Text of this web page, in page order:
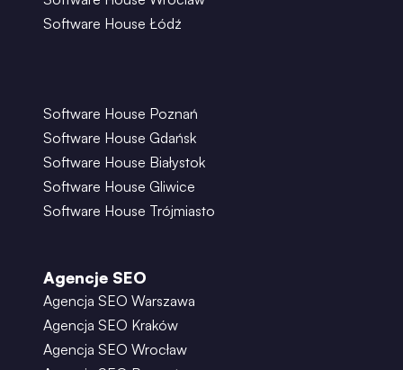
Software House Łódź
Software House Poznań
Software House Gdańsk
Software House Białystok
Software House Gliwice
Software House Trójmiasto
Agencje SEO
Agencja SEO Warszawa
Agencja SEO Kraków
Agencja SEO Wrocław